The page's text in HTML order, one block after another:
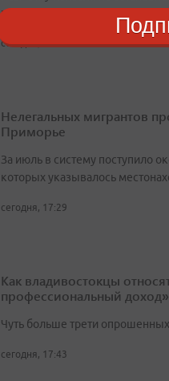
переходах по нескольким
сегодня, 16:47
Нелегальных мигрантов
Приморье
За июль в систему поступило
которых указывалось
сегодня, 17:29
Как владивостокцы
профессиональный
Чуть больше трети
сегодня, 17:43